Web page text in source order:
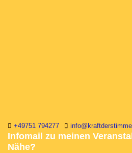
+49751 794277
Infomail zu meinen
Nähe?